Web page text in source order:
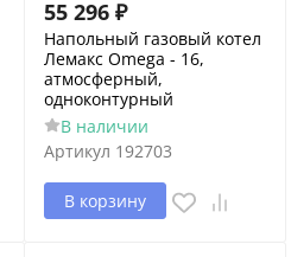
55 296 ₽
Напольный газовый котел
Лемакс Omega - 16,
атмосферный,
одноконтурный
В наличии
Артикул 192703
В корзину